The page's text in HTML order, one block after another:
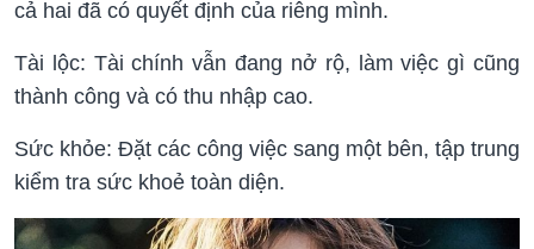
cả hai đã có quyết định của riêng mình.
Tài lộc: Tài chính vẫn đang nở rộ, làm việc gì cũng
thành công và có thu nhập cao.
Sức khỏe: Đặt các công việc sang một bên, tập trung
kiểm tra sức khoẻ toàn diện.